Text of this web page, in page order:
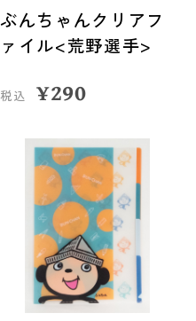
ぶんちゃんクリアフ
ァイル<荒野選手>
税込 ¥290